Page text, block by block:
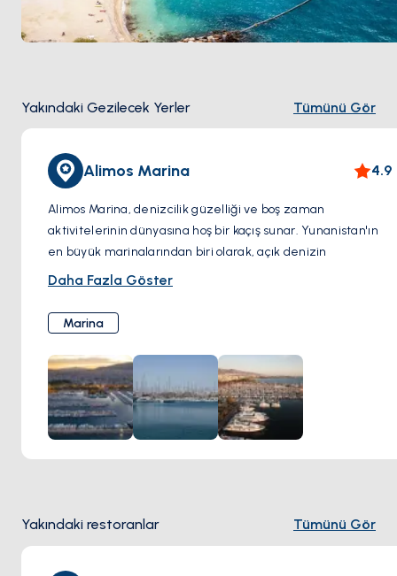
Yakındaki Gezilecek Yerler Tümünü Gör
Alimos Marina 4.9
Alimos Marina, denizcilik güzelliği ve boş zaman
aktivitelerinin dünyasına hoş bir kaçış sunar. Yunanistan'ın
en büyük marinalarından biri olarak, açık denizin
cazibesinin bir yansıması olan bir dizi yat ve yelkenliye ev
ziyaretçilerin ambiyansın tadını çıkarmasını sağlar; sakin
suların içinde nazikçe sallanan gemilerin zarif hatlarını ve
şık tasarımlarını hayranlıkla izlerler.
Rahatlama arayanlar için, sahil kafeleri davetkar
atmosferleriyle bekler; ziyaretçilere, gemilerin geçişi
sırasında keyifli bir içki içmeleri veya leziz yemeklerin
tadını çıkarmaları için mükemmel bir ortam sunarlar.
Maceracı ruhlar, marinadan ayrılan tekne turlarına katılarak
Daha Fazla Göster
Marina
Yakındaki restoranlar Tümünü Gör